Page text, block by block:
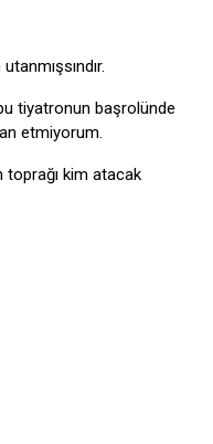
tiyatronun başrolünde
etmiyorum.
kim atacak